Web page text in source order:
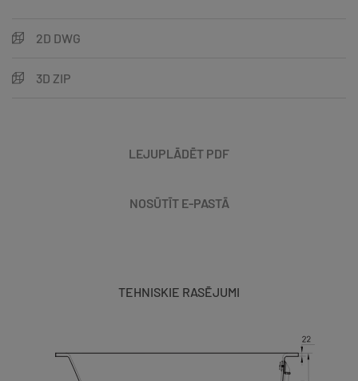
2D DWG
3D ZIP
LEJUPLĀDĒT PDF
NOSŪTĪT E-PASTĀ
TEHNISKIE RASĒJUMI